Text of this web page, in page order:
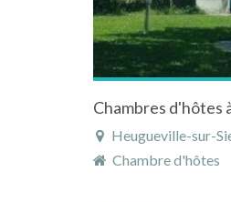
Heugueville-sur-
Chambre d'hôtes